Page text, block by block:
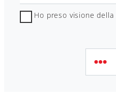
Ho preso visione della